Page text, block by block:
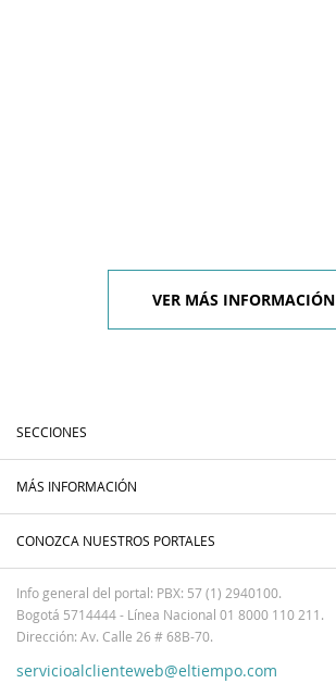
VER MÁS INFORMACIÓN
SECCIONES
MÁS INFORMACIÓN
CONOZCA NUESTROS PORTALES
Info general del portal: PBX: 57 (1) 2940100.
Bogotá 5714444 - Línea Nacional 01 8000 110 211.
Dirección: Av. Calle 26 # 68B-70.
servicioalclienteweb@eltiempo.com